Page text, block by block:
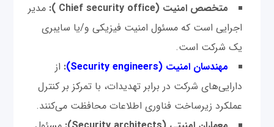
متخصص امنیت (Chief security office ):
مدیر
اجرایی است که مسئول امنیت فیزیکی و/یا سایبری
یک شرکت است.
مهندسان امنیت (Security engineers)
: از
دارایی‌های شرکت در برابر تهدیدات، با تمرکز بر کنترل
عملکرد زیرساخت فناوری اطلاعات محافظت می‌کنند.